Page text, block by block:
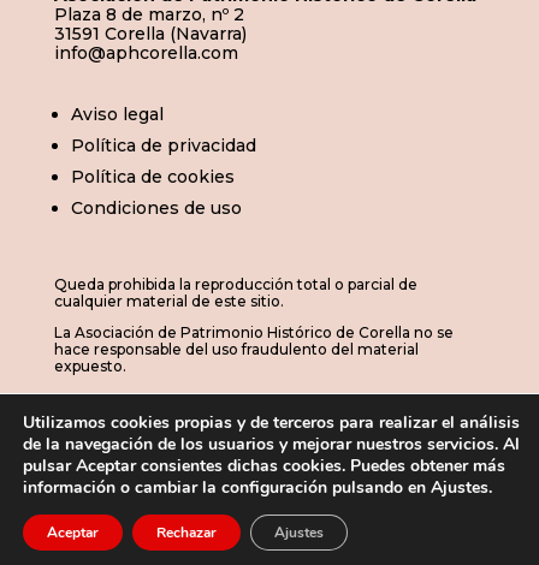
Plaza 8 de marzo, nº 2
31591 Corella (Navarra)
info@aphcorella.com
Aviso legal
Política de privacidad
Política de cookies
Condiciones de uso
Queda prohibida la reproducción total o parcial de
cualquier material de este sitio.
La Asociación de Patrimonio Histórico de Corella no se
hace responsable del uso fraudulento del material
expuesto.
© 2026 | APHC · Asociación de Patrimonio
Histórico de Corella

Utilizamos cookies propias y de terceros para realizar el análisis
de la navegación de los usuarios y mejorar nuestros servicios. Al
pulsar Aceptar consientes dichas cookies. Puedes obtener más
información o cambiar la configuración pulsando en Ajustes.
Aceptar Rechazar Ajustes